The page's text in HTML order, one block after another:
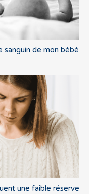
sanguin de mon bébé
une faible réserve